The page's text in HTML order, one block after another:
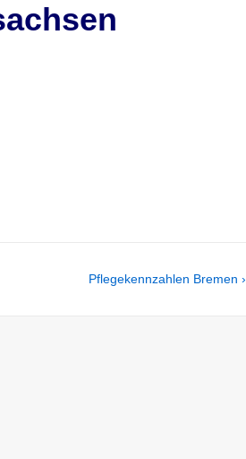
Next
Pflegekennzahlen Bremen ›